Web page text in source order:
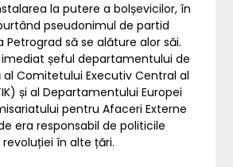
la putere a bolșevicilor, în
purtând pseudonimul de partid
Petrograd să se alăture alor săi.
șeful departamentului de
Comitetului Executiv Central al
și al Departamentului Europei
pentru Afaceri Externe
era responsabil de politicile
în alte țări.